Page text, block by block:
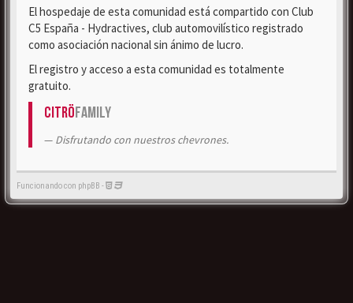
El hospedaje de esta comunidad está compartido con Club
C5 España - Hydractives, club automovilístico registrado
como asociación nacional sin ánimo de lucro.
El registro y acceso a esta comunidad es totalmente
gratuito.
CitröFamily
Disfrutando con nuestros chevrones.
Funcionando con phpBB -